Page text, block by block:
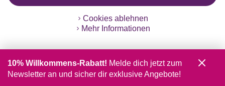
Cookies ablehnen
Mehr Informationen
10% Willkommens-Rabatt! Melde dich jetzt zum
Newsletter an und sicher dir exklusive Angebote!